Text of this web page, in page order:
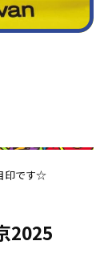
印です☆⁡
2025